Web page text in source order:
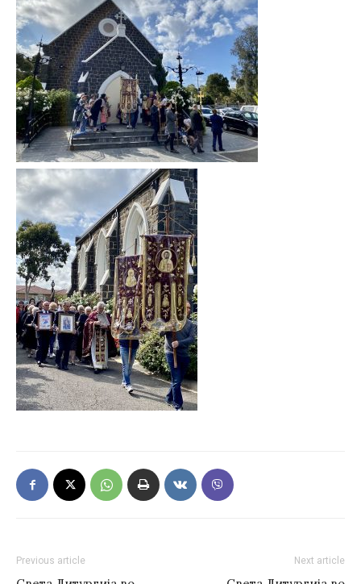
Previous article Next article